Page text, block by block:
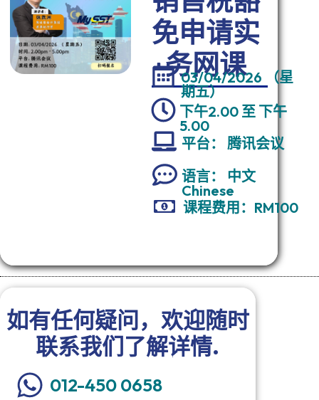
免申请实
务网课
03/04/2026 （星
期五）
下午2.00 至 下午
5.00
平台： 腾讯会议
语言： 中文
Chinese
课程费用：RM100
如有任何疑问，欢迎随时
联系我们了解详情.
012-450 0658